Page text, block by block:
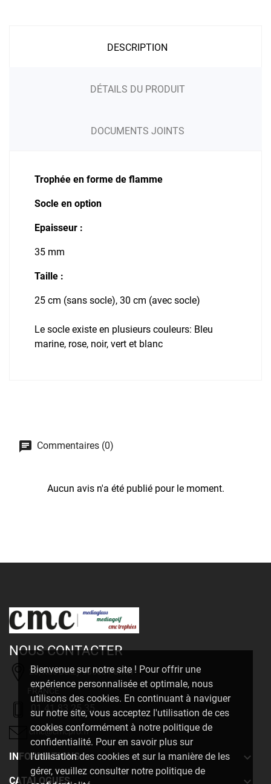
Bienvenue sur notre site ! Pour offrir une
expérience personnalisée et optimale, nous
utilisons des cookies. En continuant à naviguer
sur notre site, vous acceptez l'utilisation de ces
cookies conformément à notre politique de
confidentialité. Pour en savoir plus sur
l'utilisation des cookies et sur la manière de les
gérer, veuillez consulter notre politique de
DESCRIPTION
DÉTAILS DU PRODUIT
DOCUMENTS JOINTS
Trophée en forme de flamme
Socle en option
Epaisseur :
35 mm
Taille :
25 cm (sans socle), 30 cm (avec socle)
Le socle existe en plusieurs couleurs: Bleu
marine, rose, noir, vert et blanc
Commentaires (0)
Aucun avis n'a été publié pour le moment.
NOUS CONTACTER
20, Rue Delizy 93500 Pantin
FRANCE
01 41 83 25 35
cmc@cmcpro.fr
INFORMATIONS 
CATALOGUES